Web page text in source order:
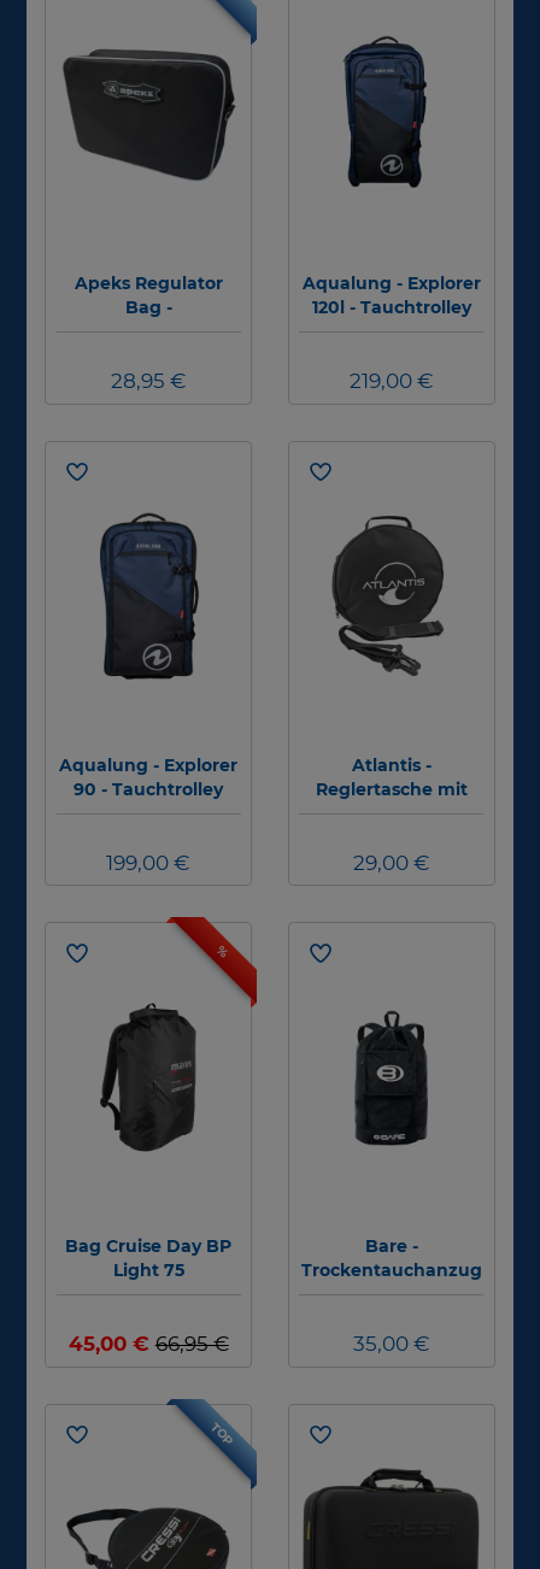
Apeks Regulator
Bag -
Automatentasche
28,95 €
Aqualung - Explorer
120l - Tauchtrolley
219,00 €
Aqualung - Explorer
90 - Tauchtrolley
199,00 €
Atlantis -
Reglertasche mit
Atlantis Logo #
29,00 €
%
Bag Cruise Day BP
Light 75
45,00 €66,95 €
Bare -
Trockentauchanzug
Rucksack
35,00 €
TOP